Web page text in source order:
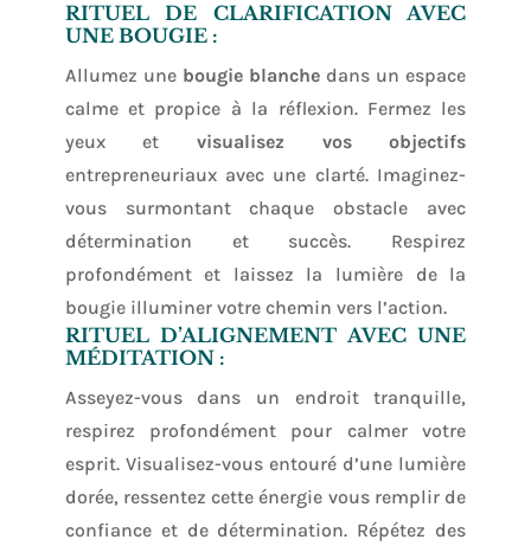
RITUEL DE CLARIFICATION AVEC
UNE BOUGIE :
Allumez une bougie blanche dans un espace
calme et propice à la réflexion. Fermez les
yeux et visualisez vos objectifs
entrepreneuriaux avec une clarté. Imaginez-
vous surmontant chaque obstacle avec
détermination et succès. Respirez
profondément et laissez la lumière de la
bougie illuminer votre chemin vers l’action.
RITUEL D’ALIGNEMENT AVEC UNE
MÉDITATION :
Asseyez-vous dans un endroit tranquille,
respirez profondément pour calmer votre
esprit. Visualisez-vous entouré d’une lumière
dorée, ressentez cette énergie vous remplir de
confiance et de détermination. Répétez des